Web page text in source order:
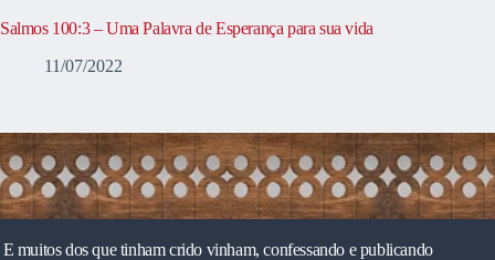
Salmos 100:3 – Uma Palavra de Esperança para sua vida
11/07/2022
E muitos dos que tinham crido vinham, confessando e publicando